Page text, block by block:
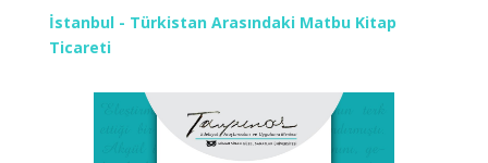
İstanbul - Türkistan Arasındaki Matbu Kitap
Ticareti